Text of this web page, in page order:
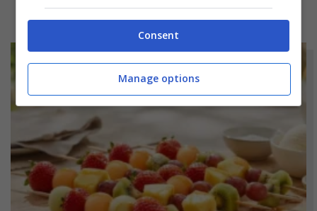
Consent
Manage options